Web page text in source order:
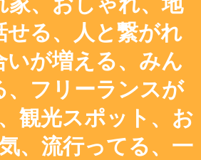
家、おしゃれ、地
せる、人と繋がれ
いが増える、みん
、フリーランスが
観光スポット、お
、流行ってる、一